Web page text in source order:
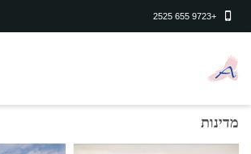
+9723 655 2525
מדינות